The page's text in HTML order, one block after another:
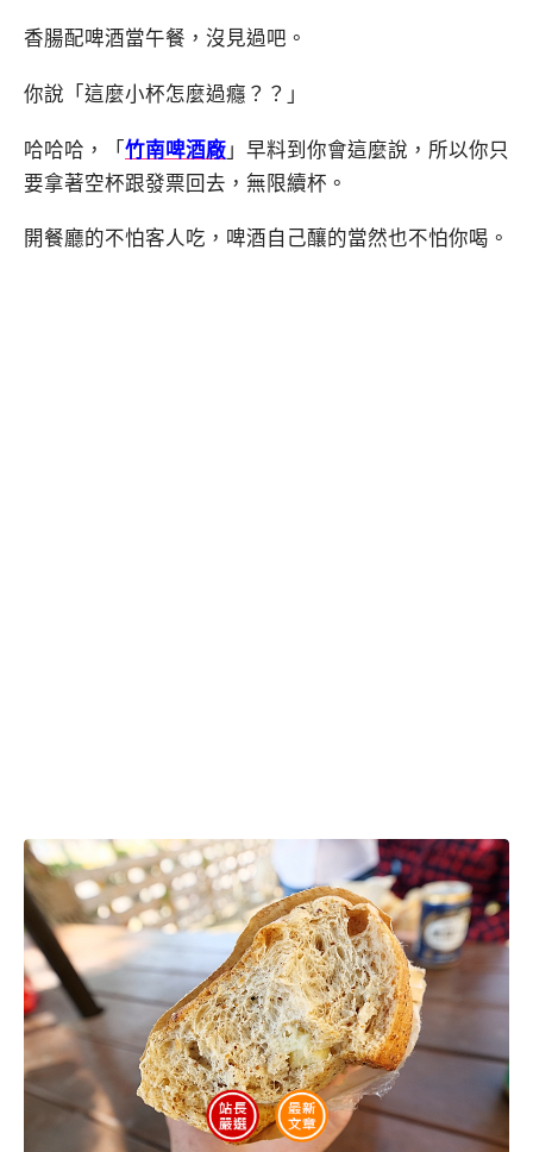
香腸配啤酒當午餐，沒見過吧。
你說「這麼小杯怎麼過癮？？」
哈哈哈，「竹南啤酒廠」早料到你會這麼說，所以你只
要拿著空杯跟發票回去，無限續杯。
開餐廳的不怕客人吃，啤酒自己釀的當然也不怕你喝。